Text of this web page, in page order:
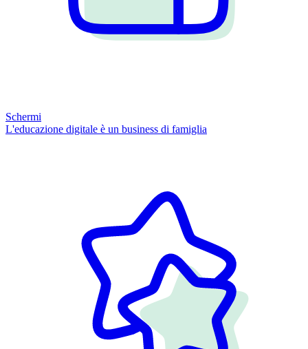
Schermi
L'educazione digitale è un business di famiglia